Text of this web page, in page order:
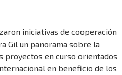
iniciativas de cooperación
Gil un panorama sobre la
proyectos en curso orientados
en beneficio de los